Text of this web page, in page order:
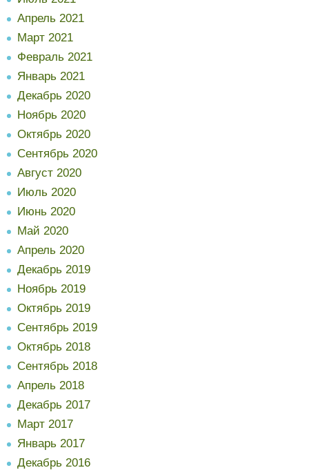
Апрель 2021
Март 2021
Февраль 2021
Январь 2021
Декабрь 2020
Ноябрь 2020
Октябрь 2020
Сентябрь 2020
Август 2020
Июль 2020
Июнь 2020
Май 2020
Апрель 2020
Декабрь 2019
Ноябрь 2019
Октябрь 2019
Сентябрь 2019
Октябрь 2018
Сентябрь 2018
Апрель 2018
Декабрь 2017
Март 2017
Январь 2017
Декабрь 2016